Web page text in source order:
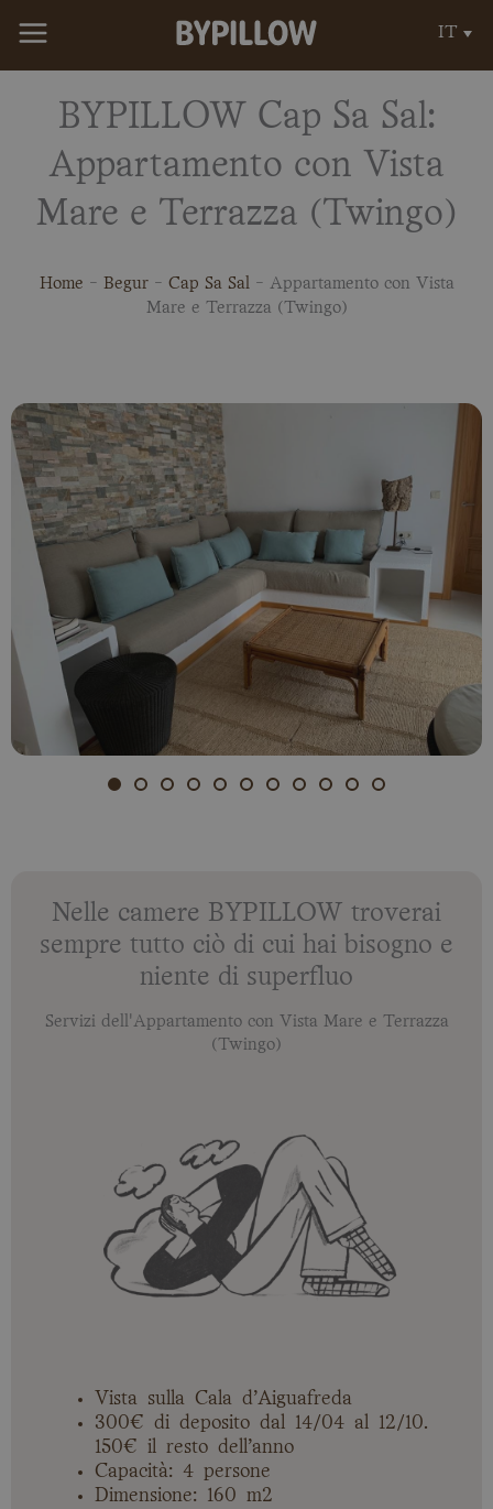
IT
BYPILLOW Cap Sa Sal:
Appartamento con Vista
Mare e Terrazza (Twingo)
Home - Begur- Cap Sa Sal- Appartamento con Vista
Mare e Terrazza (Twingo)
Nelle camere BYPILLOW troverai
sempre tutto ciò di cui hai bisogno e
niente di superfluo
Servizi dell'Appartamento con Vista Mare e Terrazza
(Twingo)
Vista sulla Cala d’Aiguafreda
300€ di deposito dal 14/04 al 12/10.
150€ il resto dell’anno
Capacità: 4 persone
Dimensione: 160 m2